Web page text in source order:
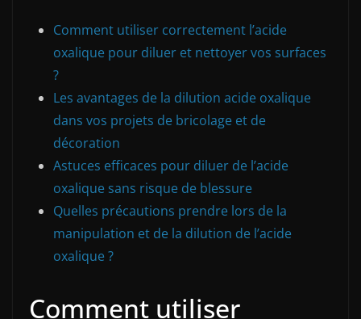
Comment utiliser correctement l’acide
oxalique pour diluer et nettoyer vos surfaces
?
Les avantages de la dilution acide oxalique
dans vos projets de bricolage et de
décoration
Astuces efficaces pour diluer de l’acide
oxalique sans risque de blessure
Quelles précautions prendre lors de la
manipulation et de la dilution de l’acide
oxalique ?
Comment utiliser